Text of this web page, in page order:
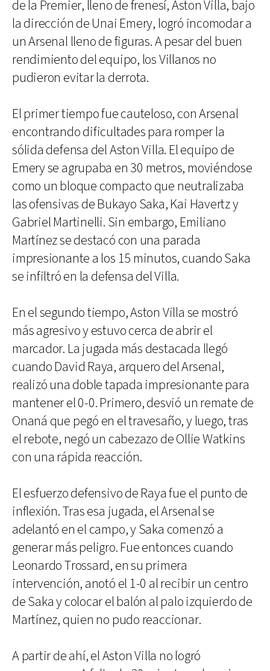
de la Premier, lleno de frenesí, Aston Villa, bajo
la dirección de Unai Emery, logró incomodar a
un Arsenal lleno de figuras. A pesar del buen
rendimiento del equipo, los Villanos no
pudieron evitar la derrota.
El primer tiempo fue cauteloso, con Arsenal
encontrando dificultades para romper la
sólida defensa del Aston Villa. El equipo de
Emery se agrupaba en 30 metros, moviéndose
como un bloque compacto que neutralizaba
las ofensivas de Bukayo Saka, Kai Havertz y
Gabriel Martinelli. Sin embargo, Emiliano
Martínez se destacó con una parada
impresionante a los 15 minutos, cuando Saka
se infiltró en la defensa del Villa.
En el segundo tiempo, Aston Villa se mostró
más agresivo y estuvo cerca de abrir el
marcador. La jugada más destacada llegó
cuando David Raya, arquero del Arsenal,
realizó una doble tapada impresionante para
mantener el 0-0. Primero, desvió un remate de
Onaná que pegó en el travesaño, y luego, tras
el rebote, negó un cabezazo de Ollie Watkins
con una rápida reacción.
El esfuerzo defensivo de Raya fue el punto de
inflexión. Tras esa jugada, el Arsenal se
adelantó en el campo, y Saka comenzó a
generar más peligro. Fue entonces cuando
Leonardo Trossard, en su primera
intervención, anotó el 1-0 al recibir un centro
de Saka y colocar el balón al palo izquierdo de
Martínez, quien no pudo reaccionar.
A partir de ahí, el Aston Villa no logró